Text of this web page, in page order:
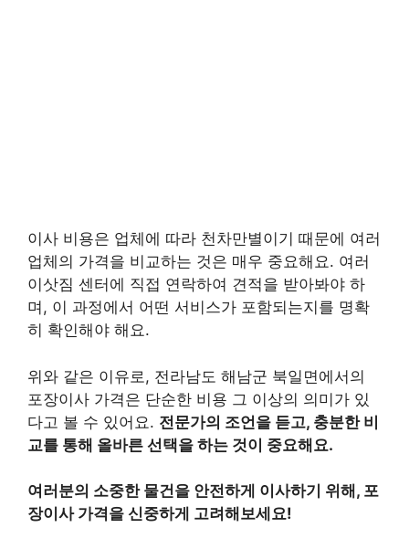
이사 비용은 업체에 따라 천차만별이기 때문에 여러
업체의 가격을 비교하는 것은 매우 중요해요. 여러
이삿짐 센터에 직접 연락하여 견적을 받아봐야 하
며, 이 과정에서 어떤 서비스가 포함되는지를 명확
히 확인해야 해요.
위와 같은 이유로, 전라남도 해남군 북일면에서의
포장이사 가격은 단순한 비용 그 이상의 의미가 있
다고 볼 수 있어요. 전문가의 조언을 듣고, 충분한 비
교를 통해 올바른 선택을 하는 것이 중요해요.
여러분의 소중한 물건을 안전하게 이사하기 위해, 포
장이사 가격을 신중하게 고려해보세요!